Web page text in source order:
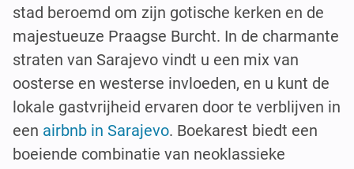
stad beroemd om zijn gotische kerken en de
majestueuze Praagse Burcht. In de charmante
straten van Sarajevo vindt u een mix van
oosterse en westerse invloeden, en u kunt de
lokale gastvrijheid ervaren door te verblijven in
een airbnb in Sarajevo. Boekarest biedt een
boeiende combinatie van neoklassieke